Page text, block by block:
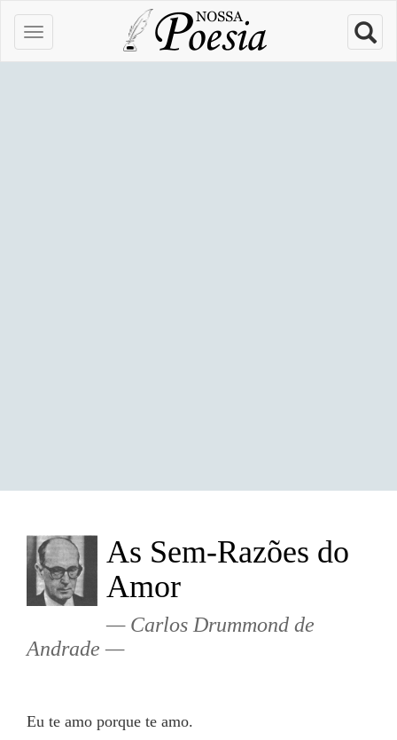
As Sem-Razões do
Amor
Carlos Drummond de
Andrade
Eu te amo porque te amo.